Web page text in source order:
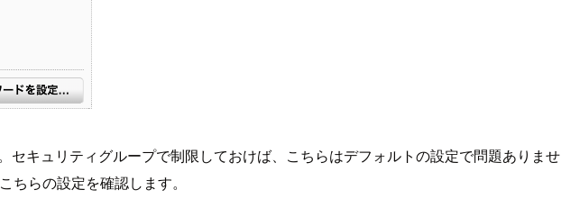
キュリティグループで制限しておけば、こちらはデフォルトの設定で問題ありませ
らの設定を確認します。